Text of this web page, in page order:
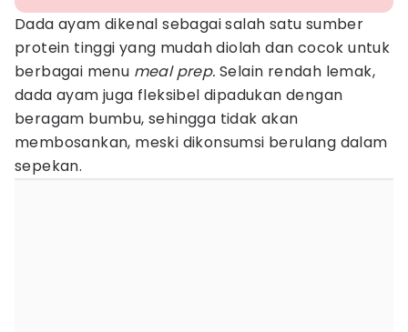
Dada ayam dikenal sebagai salah satu sumber
protein tinggi yang mudah diolah dan cocok untuk
berbagai menu meal prep.Selain rendah lemak,
dada ayam juga fleksibel dipadukan dengan
beragam bumbu, sehingga tidak akan
membosankan, meski dikonsumsi berulang dalam
sepekan.